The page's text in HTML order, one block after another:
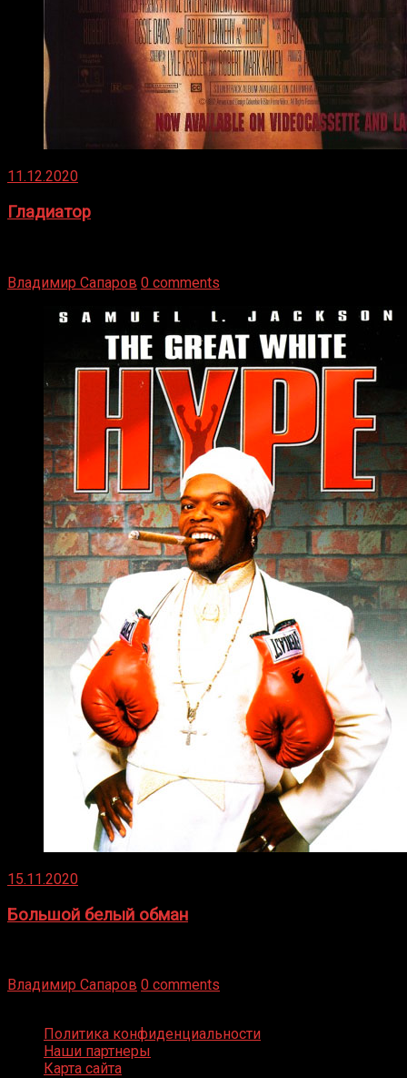
11.12.2020
Гладиатор
Владимир Сапаров 0 comments
15.11.2020
Большой белый обман
Владимир Сапаров 0 comments
Политика конфиденциальности
Наши партнеры
Карта сайта